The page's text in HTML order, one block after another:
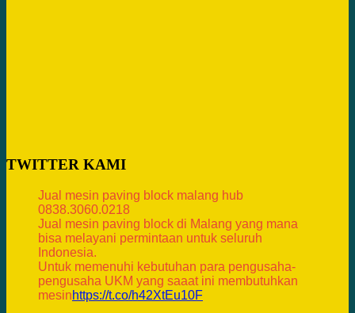
TWITTER KAMI
Jual mesin paving block malang hub
0838.3060.0218
Jual mesin paving block di Malang yang mana
bisa melayani permintaan untuk seluruh
Indonesia.
Untuk memenuhi kebutuhan para pengusaha-
pengusaha UKM yang saaat ini membutuhkan
mesinhttps://t.co/h42XtEu10F